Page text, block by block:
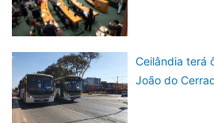
Ceilândia terá
João do